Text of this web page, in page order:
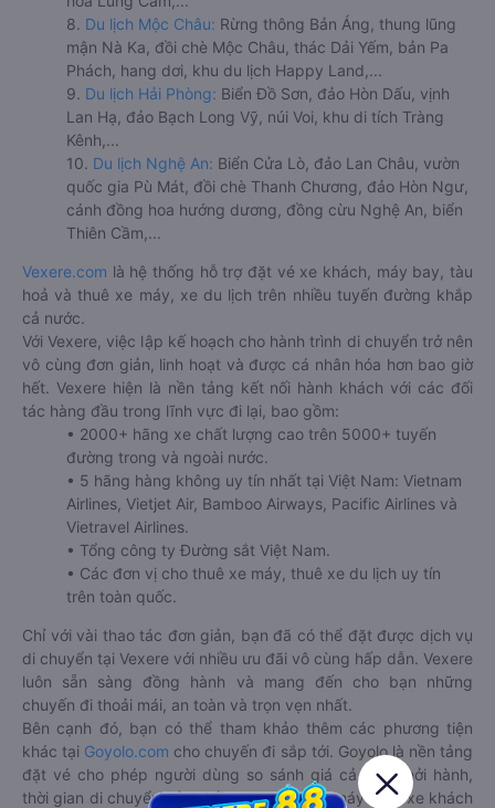
8. Du lịch Mộc Châu: Rừng thông Bản Áng, thung lũng
mận Nà Ka, đồi chè Mộc Châu, thác Dải Yếm, bản Pa
Phách, hang dơi, khu du lịch Happy Land,...
9. Du lịch Hải Phòng: Biển Đồ Sơn, đảo Hòn Dấu, vịnh
Lan Hạ, đảo Bạch Long Vỹ, núi Voi, khu di tích Tràng
Kênh,...
10. Du lịch Nghệ An: Biển Cửa Lò, đảo Lan Châu, vườn
quốc gia Pù Mát, đồi chè Thanh Chương, đảo Hòn Ngư,
cánh đồng hoa hướng dương, đồng cừu Nghệ An, biển
Thiên Cầm,...
Vexere.com là hệ thống hỗ trợ đặt vé xe khách, máy bay, tàu
hoả và thuê xe máy, xe du lịch trên nhiều tuyến đường khắp
cả nước.
Với Vexere, việc lập kế hoạch cho hành trình di chuyển trở nên
vô cùng đơn giản, linh hoạt và được cá nhân hóa hơn bao giờ
hết. Vexere hiện là nền tảng kết nối hành khách với các đối
tác hàng đầu trong lĩnh vực đi lại, bao gồm:
• 2000+ hãng xe chất lượng cao trên 5000+ tuyến
đường trong và ngoài nước.
• 5 hãng hàng không uy tín nhất tại Việt Nam: Vietnam
Airlines, Vietjet Air, Bamboo Airways, Pacific Airlines và
Vietravel Airlines.
• Tổng công ty Đường sắt Việt Nam.
• Các đơn vị cho thuê xe máy, thuê xe du lịch uy tín
trên toàn quốc.
Chỉ với vài thao tác đơn giản, bạn đã có thể đặt được dịch vụ
di chuyển tại Vexere với nhiều ưu đãi vô cùng hấp dẫn. Vexere
luôn sẵn sàng đồng hành và mang đến cho bạn những
chuyến đi thoải mái, an toàn và trọn vẹn nhất.
Bên cạnh đó, bạn có thể tham khảo thêm các phương tiện
khác tại Goyolo.com cho chuyến đi sắp tới. Goyolo là nền tảng
đặt vé cho phép người dùng so sánh giá cả, giờ khởi hành,
thời gian di chuyển của nhiều phương tiện máy bay, xe khách